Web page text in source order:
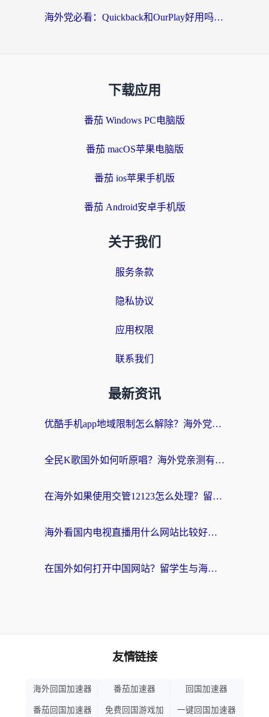
海外党必看：Quickback和OurPlay好用吗？3分钟选对回国加速器，无缝刷剧玩游戏
下载应用
番茄 Windows PC电脑版
番茄 macOS苹果电脑版
番茄 ios苹果手机版
番茄 Android安卓手机版
关于我们
服务条款
隐私协议
应用权限
联系我们
最新资讯
优酷手机app地域限制怎么解除？海外党亲测有效的追剧方案
全民K歌国外如何听原唱？海外党亲测有效的回国加速器选择指南
在海外如果使用交管12123怎么处理？留学生亲测有效的回国加速方案
海外看国内电视直播用什么网站比较好？一篇解决你所有追剧难题的实用指南
在国外如何打开中国网站？留学生与海外华人的无缝访问指南
友情链接
海外回国加速器 番茄加速器 回国加速器
番茄回国加速器 免费回国游戏加 一键回国加速器